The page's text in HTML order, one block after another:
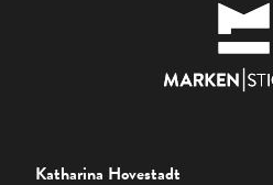
Katharina Hovestadt